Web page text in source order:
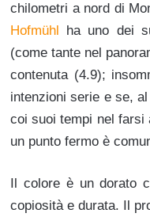
chilometri a nord di
Hofmühl ha uno dei
(come tante nel
contenuta (4.9);
intenzioni serie e se,
coi suoi tempi nel farsi
un punto fermo è
Il colore è un dorato
copiosità e durata. Il